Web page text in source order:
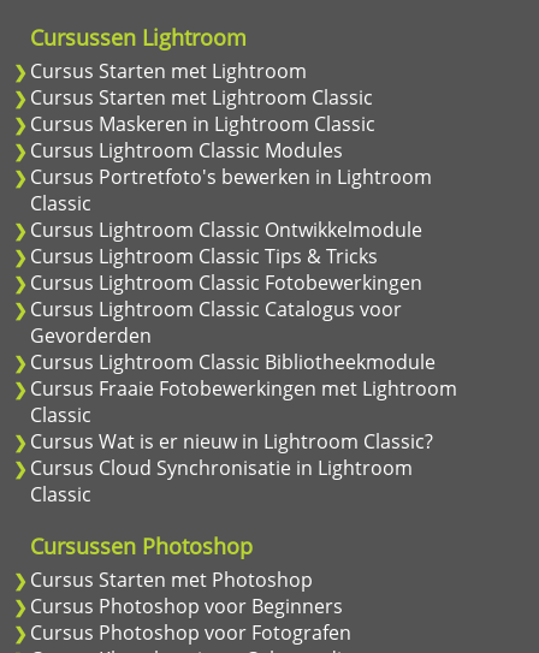
Cursussen Lightroom
Cursus Starten met Lightroom
Cursus Starten met Lightroom Classic
Cursus Maskeren in Lightroom Classic
Cursus Lightroom Classic Modules
Cursus Portretfoto's bewerken in Lightroom
Classic
Cursus Lightroom Classic Ontwikkelmodule
Cursus Lightroom Classic Tips & Tricks
Cursus Lightroom Classic Fotobewerkingen
Cursus Lightroom Classic Catalogus voor
Gevorderden
Cursus Lightroom Classic Bibliotheekmodule
Cursus Fraaie Fotobewerkingen met Lightroom
Classic
Cursus Wat is er nieuw in Lightroom Classic?
Cursus Cloud Synchronisatie in Lightroom
Classic
Cursussen Photoshop
Cursus Starten met Photoshop
Cursus Photoshop voor Beginners
Cursus Photoshop voor Fotografen